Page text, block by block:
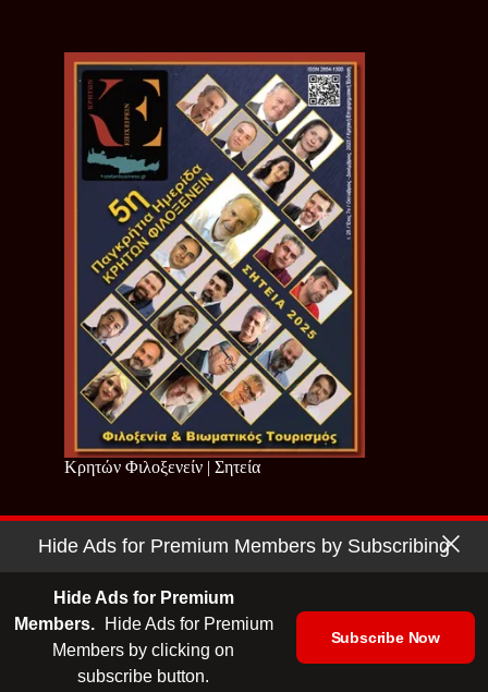
Κρητών Φιλοξενείν | Σητεία
Copyright © 2026 - Cretan Business | Κρητών Επιχειρείν
| Ταυτότητα | Media Kit
Hide Ads for Premium Members by Subscribing
Hide Ads for Premium
Members.
Hide Ads for Premium
Members by clicking on
subscribe button.
Subscribe Now